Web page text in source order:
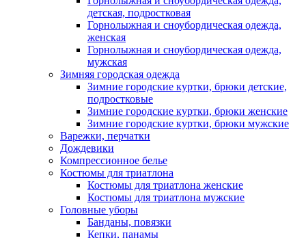
детская, подростковая
Горнолыжная и сноубордическая одежда,
женская
Горнолыжная и сноубордическая одежда,
мужская
Зимняя городская одежда
Зимние городские куртки, брюки детские,
подростковые
Зимние городские куртки, брюки женские
Зимние городские куртки, брюки мужские
Варежки, перчатки
Дождевики
Компрессионное белье
Костюмы для триатлона
Костюмы для триатлона женские
Костюмы для триатлона мужские
Головные уборы
Банданы, повязки
Кепки, панамы